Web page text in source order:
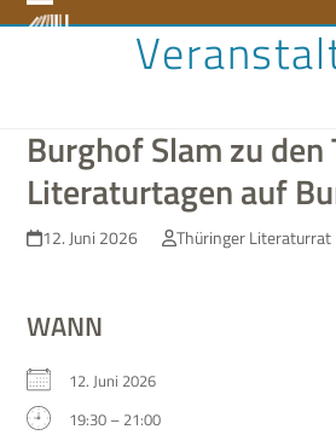
to Open
Close
Burghof Slam zu
Literaturtagen auf
12. Juni 2026 Thüringer Literaturrat
WANN
12. Juni 2026
19:30 – 21:00